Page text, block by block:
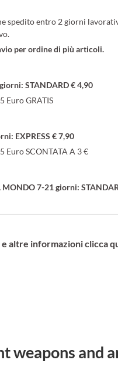
spedito entro 2 giorni
per ordine di più articoli.
STANDARD € 4,90
Euro GRATIS
EXPRESS € 7,90
Euro SCONTATA A 3 €
MONDO 7-21 giorni:
e altre informazioni clicca
weapons and